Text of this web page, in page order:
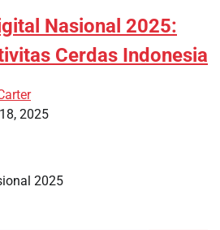
Nasional 2025:
Cerdas Indonesia
2025
2025